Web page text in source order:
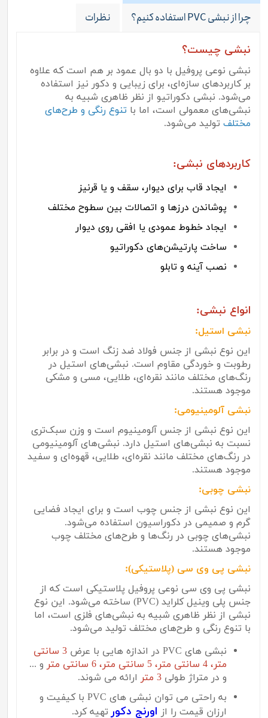
چرا از نبشی PVC استفاده کنیم؟
نظرات
نبشی چیست؟
نبشی نوعی پروفیل با دو بال عمود بر هم است که علاوه
بر کاربردهای سازه‌ای، برای زیبایی و دکور نیز استفاده
می‌شود. نبشی دکوراتیو از نظر ظاهری شبیه به
نبشی‌های معمولی است، اما با تنوع رنگی و طرح‌های
مختلف تولید می‌شود.
کاربردهای نبشی:
ایجاد قاب برای دیوار، سقف و یا قرنیز
پوشاندن درزها و اتصالات بین سطوح مختلف
ایجاد خطوط عمودی یا افقی روی دیوار
ساخت پارتیشن‌های دکوراتیو
نصب آینه و تابلو
انواع نبشی:
نبشی استیل:
این نوع نبشی از جنس فولاد ضد زنگ است و در برابر
رطوبت و خوردگی مقاوم است. نبشی‌های استیل در
رنگ‌های مختلف مانند نقره‌ای، طلایی، مسی و مشکی
موجود هستند.
نبشی آلومینیومی:
این نوع نبشی از جنس آلومینیوم است و وزن سبک‌تری
نسبت به نبشی‌های استیل دارد. نبشی‌های آلومینیومی
در رنگ‌های مختلف مانند نقره‌ای، طلایی، قهوه‌ای و سفید
موجود هستند.
نبشی چوبی:
این نوع نبشی از جنس چوب است و برای ایجاد فضایی
گرم و صمیمی در دکوراسیون استفاده می‌شود.
نبشی‌های چوبی در رنگ‌ها و طرح‌های مختلف چوب
موجود هستند.
نبشی پی وی سی (پلاستیکی):
نبشی پی وی سی نوعی پروفیل پلاستیکی است که از
جنس پلی وینیل کلراید (PVC) ساخته می‌شود. این نوع
نبشی از نظر ظاهری شبیه به نبشی‌های فلزی است، اما
با تنوع رنگی و طرح‌های مختلف تولید می‌شود.
نبشی های PVC در اندازه هایی با عرض
3 سانتی
متر، 4 سانتی متر، 5 سانتی متر، 6 سانتی متر
و ...
و در متراژ طولی 3 متر
ارائه می شوند.
به راحتی می توان نبشی های PVC با کیفیت و
ارزان قیمت را از اورنج دکور تهیه کرد.